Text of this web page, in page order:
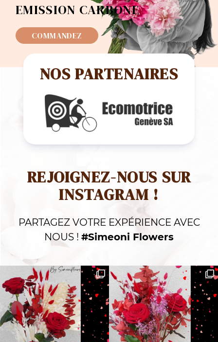
EMISSION CARBONE
COMMANDEZ
NOS PARTENAIRES
REJOIGNEZ-NOUS SUR
INSTAGRAM !
PARTAGEZ VOTRE EXPÉRIENCE AVEC
NOUS ! #Simeoni Flowers